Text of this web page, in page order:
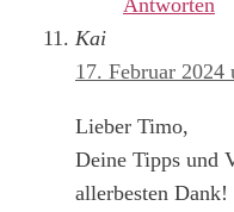
Kai
17. Februar
Lieber Timo,
Deine Tipps und
allerbesten Dank!